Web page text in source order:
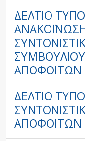
ΔΕΛΤΊΟ
ΑΠΟΦΟΊΤΩΝ
ΔΕΛΤΊΟ
ΑΠΟΦΟΊΤΩΝ